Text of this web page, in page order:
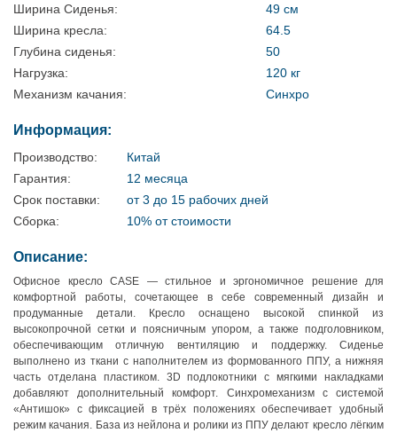
Ширина Сиденья:
49 см
Ширина кресла:
64.5
Глубина сиденья:
50
Нагрузка:
120 кг
Механизм качания:
Синхро
Информация:
Производство:
Китай
Гарантия:
12 месяца
Срок поставки:
от 3 до 15 рабочих дней
Сборка:
10% от стоимости
Описание:
Офисное кресло CASE — стильное и эргономичное решение для
комфортной работы, сочетающее в себе современный дизайн и
продуманные детали. Кресло оснащено высокой спинкой из
высокопрочной сетки и поясничным упором, а также подголовником,
обеспечивающим отличную вентиляцию и поддержку. Сиденье
выполнено из ткани с наполнителем из формованного ППУ, а нижняя
часть отделана пластиком. 3D подлокотники с мягкими накладками
добавляют дополнительный комфорт. Синхромеханизм с системой
«Антишок» с фиксацией в трёх положениях обеспечивает удобный
режим качания. База из нейлона и ролики из ППУ делают кресло лёгким